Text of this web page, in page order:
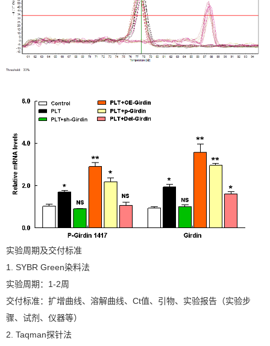
实验周期及交付标准
1. SYBR Green染料法
实验周期：1-2周
交付标准：扩增曲线、溶解曲线、Ct值、引物、实验报告（实验步
骤、试剂、仪器等）
2. Taqman探针法